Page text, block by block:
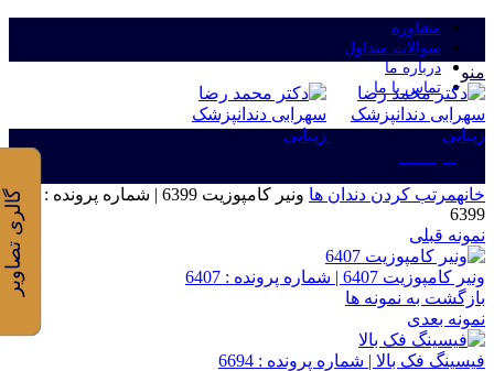
مشاوره
سوالات متداول
درباره ما
تماس با ما
منو
خانهمرتب کردن دندان ها
ونیر کامپوزیت 6399 | شماره پرونده :
6399
نمونه قبلی
ونیر کامپوزیت 6407 | شماره پرونده : 6407
بازگشت به نمونه ها
نمونه بعدی
فیسینگ فک بالا | شماره پرونده : 6694
گالری تصاویر